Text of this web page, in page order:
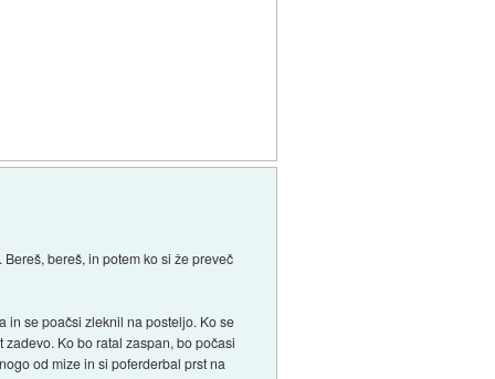
bereš, in potem ko si že preveč
in se poačsi zleknil na posteljo. Ko se
Ko bo ratal zaspan, bo počasi
od mize in si poferderbal prst na